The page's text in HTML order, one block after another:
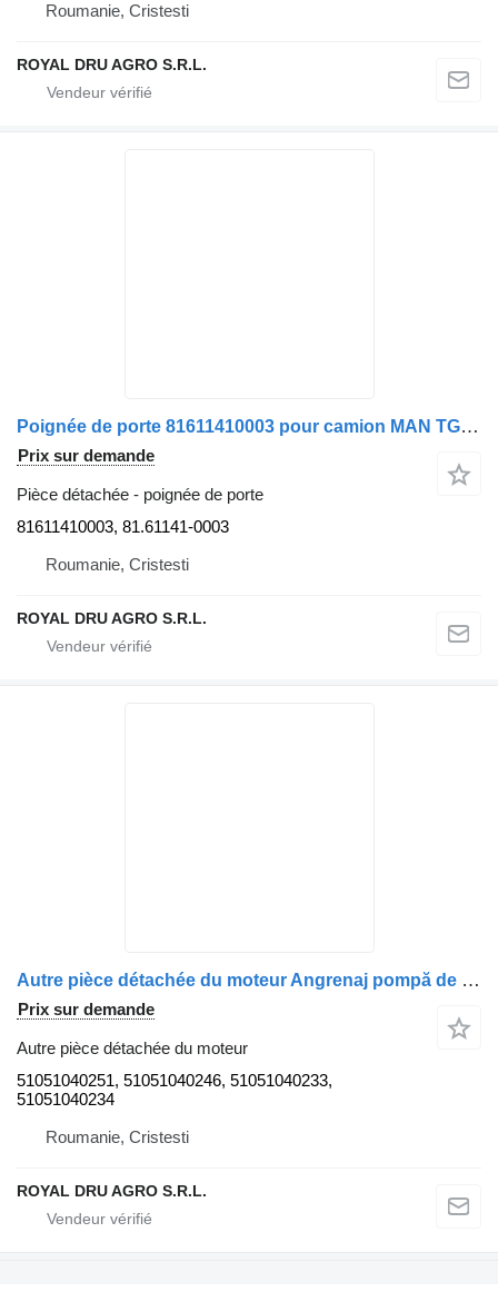
Roumanie, Cristesti
ROYAL DRU AGRO S.R.L.
Poignée de porte 81611410003 pour camion MAN TGS 26.360
Prix sur demande
Pièce détachée - poignée de porte
81611410003, 81.61141-0003
Roumanie, Cristesti
ROYAL DRU AGRO S.R.L.
Autre pièce détachée du moteur Angrenaj pompă de ulei 51051040251 pour camion MAN TGS 26.360
Prix sur demande
Autre pièce détachée du moteur
51051040251, 51051040246, 51051040233,
51051040234
Roumanie, Cristesti
ROYAL DRU AGRO S.R.L.